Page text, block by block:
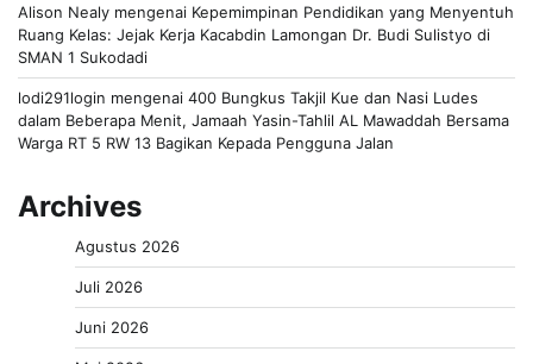
Alison Nealy mengenai Kepemimpinan Pendidikan yang Menyentuh
Ruang Kelas: Jejak Kerja Kacabdin Lamongan Dr. Budi Sulistyo di
SMAN 1 Sukodadi
lodi291login mengenai 400 Bungkus Takjil Kue dan Nasi Ludes
dalam Beberapa Menit, Jamaah Yasin-Tahlil AL Mawaddah Bersama
Warga RT 5 RW 13 Bagikan Kepada Pengguna Jalan
Archives
Agustus 2026
Juli 2026
Juni 2026